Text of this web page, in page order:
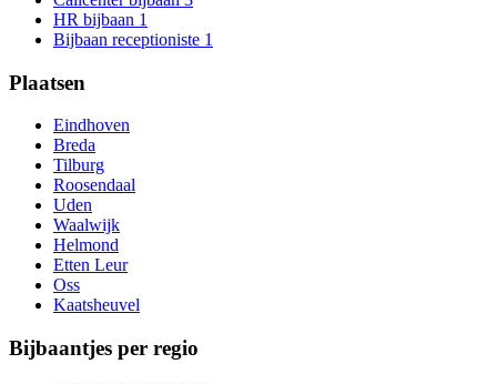
HR bijbaan 1
Bijbaan receptioniste 1
Plaatsen
Eindhoven
Breda
Tilburg
Roosendaal
Uden
Waalwijk
Helmond
Etten Leur
Oss
Kaatsheuvel
Bijbaantjes per regio